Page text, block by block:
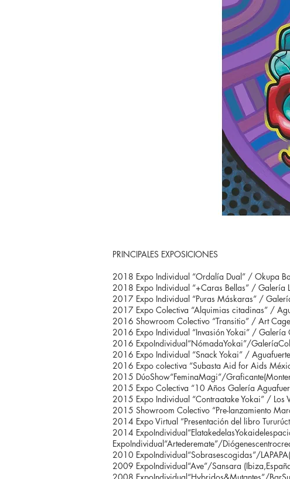
PRINCIPALES EXPOSICIONES
2018 Expo Individual “Ordalía Dual” / Okupa
2018 Expo Individual “+Caras Bellas” / Galería
2017 Expo Individual “Puras Máskaras” /
2017 Expo Colectiva “Alquimias citadinas” /
2016 Showroom Colectivo “Transitio” / Art
2016 Expo Individual “Invasión Yokai” / Galería
2016 ExpoIndividual“NómadaYokai”/
2016 Expo Individual “Snack Yokai” /
2016 Expo colectiva “Subasta Aid for Aids
2015 DúoShow“FeminaMagi”/
2015 Expo Colectiva “10 Años Galería
2015 Expo Individual “Contraatake Yokai” / Los
2015 Showroom Colectivo “Pre-lanzamiento
2014 Expo Virtual “Presentación del libro
2014
ExpoIndividual“Artederemate”/
2010 ExpoIndividual“Sobrasescogidas”/
2009 ExpoIndividual“Ave”/Sansara